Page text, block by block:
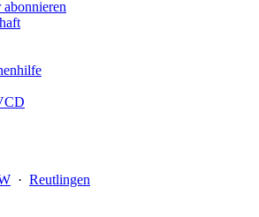
· Reutlingen